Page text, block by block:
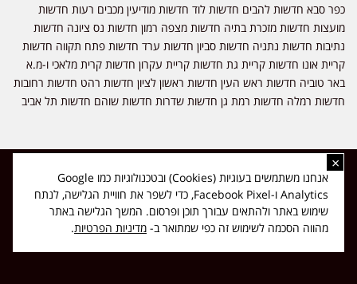
כפר סבא חדשות להבים חדשות לוד חדשות מודיעין מכבים רעות חדשות
מועצות חדשות מזכרת בתיה חדשות מצפה רמון חדשות נס ציונה חדשות
נתיבות חדשות נתניה חדשות סביון חדשות ערד חדשות פתח תקווה חדשות
קריית אונו חדשות קריית גת חדשות קריית עקרון חדשות קרית מלאכי ו-מ.א
באר טוביה חדשות ראש העין חדשות ראשון לציון חדשות רהט חדשות רחובות
חדשות רמלה חדשות רמת גן חדשות שדרות חדשות שוהם חדשות תל אביב
כל הזכויות שמורות ל-ליזה ללוצאשווילי - חדשות אפס שמונה - דיווחים בזמן
אמת, נוסד בשנת 2019 | טל' לפרסומים 054-9759222 מייל מערכת
news08.net@gmail.com
Made with ❤ byDIGITA
×
אנחנו משתמשים בעוגיות (Cookies) ובטכנולוגיות כמו Google
Analytics ו-Facebook Pixel, כדי לשפר את חוויית הגלישה, לנתח
שימוש באתר ולהתאים עבורך תוכן ופרסום. המשך הגלישה באתר
מהווה הסכמה לשימוש זה כפי שמתואר ב- מדיניות הפרטיות.